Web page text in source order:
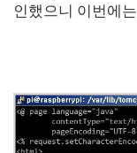
인했으니 이번에